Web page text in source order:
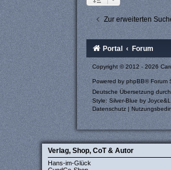
Zur erweiterten
Portal Forum
Copyright © 2012 - 2026
Powered byphpBB® Forum
Deutsche Übersetzung durch
Style: Silver-Blue by
Datenschutz |
Verlag, Shop, CoT & Autor
Hans-im-Glück